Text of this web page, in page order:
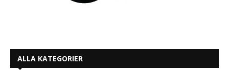
ALLA KATEGORIER